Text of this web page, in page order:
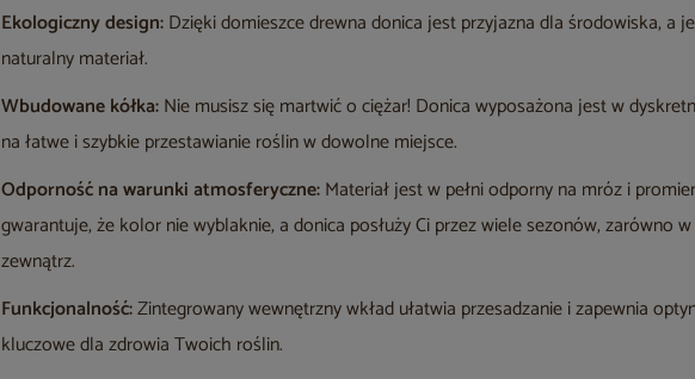
Ekologiczny design:Dzięki domieszce drewna donica jest przyjazna dla środowiska, a
naturalny materiał.
Wbudowane kółka:Nie musisz się martwić o ciężar! Donica wyposażona jest w
na łatwe i szybkie przestawianie roślin w dowolne miejsce.
Odporność na warunki atmosferyczne:Materiał jest w pełni odporny na mróz i
gwarantuje, że kolor nie wyblaknie, a donica posłuży Ci przez wiele sezonów, zarówno
zewnątrz.
Funkcjonalność:Zintegrowany wewnętrzny wkład ułatwia przesadzanie i zapewnia
kluczowe dla zdrowia Twoich roślin.